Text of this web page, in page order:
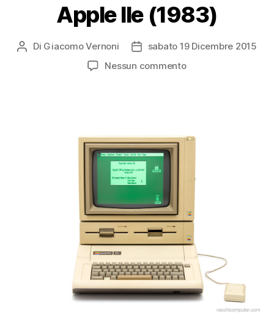
Apple IIe (1983)
Autore
Di Giacomo Vernoni
Datasabato 19 Dicembre 2015
Nessun commentosu